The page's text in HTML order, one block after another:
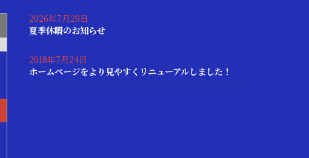
2026年7月20日
夏季休暇のお知らせ
2018年7月24日
ホームページをより見やすくリニューアルしました！